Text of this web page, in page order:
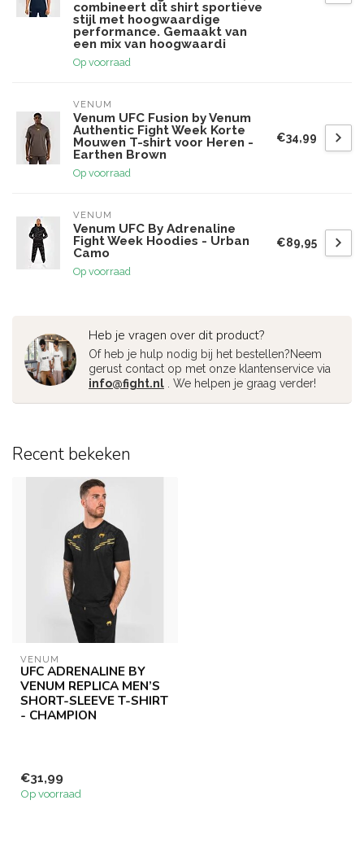
combineert dit shirt sportieve
stijl met hoogwaardige
performance. Gemaakt van
een mix van hoogwaardi
Op voorraad
VENUM
Venum UFC Fusion by Venum
Authentic Fight Week Korte
Mouwen T-shirt voor Heren -
Earthen Brown
Op voorraad
€34,99
VENUM
Venum UFC By Adrenaline
Fight Week Hoodies - Urban
Camo
Op voorraad
€89,95
Heb je vragen over dit product?
Of heb je hulp nodig bij het bestellen?Neem
gerust contact op met onze klantenservice via
info@fight.nl . We helpen je graag verder!
Recent bekeken
VENUM
UFC ADRENALINE BY
VENUM REPLICA MEN’S
SHORT-SLEEVE T-SHIRT
- CHAMPION
€31,99
Op voorraad